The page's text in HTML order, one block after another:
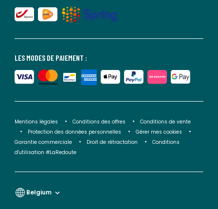
LES MODES DE PAIEMENT :
Mentions légales Conditions des offres
Conditions de vente
Protection des données personnelles
Gérer mes cookies
Garantie commerciale
Droit de rétractation
Conditions
d'utilisation #LaRedoute
Belgium